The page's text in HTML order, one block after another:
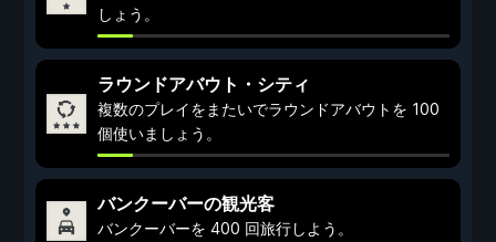
しょう。
ラウンドアバウト・シティ
複数のプレイをまたいでラウンドアバウトを 100
個使いましょう。
バンクーバーの観光客
バンクーバーを 400 回旅行しよう。